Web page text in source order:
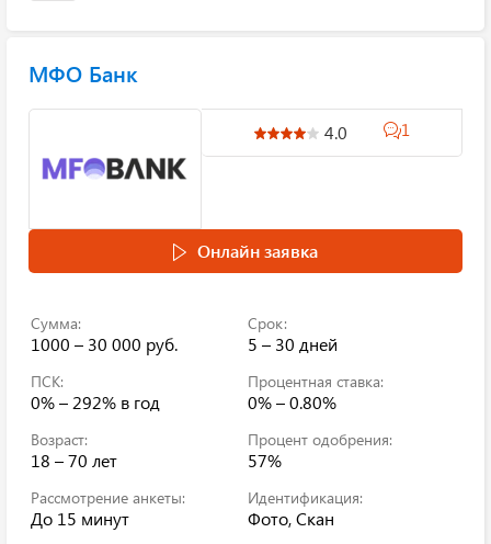
МФО Банк
4.0 1
Онлайн заявка
Сумма:
1000 – 30 000 руб.
Срок:
5 – 30 дней
ПСК:
0% – 292% в год
Процентная ставка:
0% – 0.80%
Возраст:
18 – 70 лет
Процент одобрения:
57%
Рассмотрение анкеты:
До 15 минут
Идентификация:
Фото, Скан